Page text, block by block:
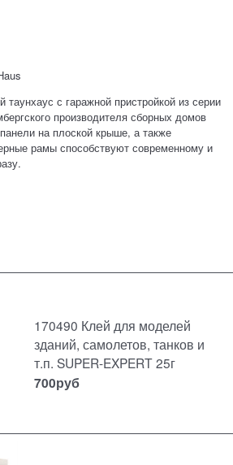
с гаражной пристройкой из серии
производителя сборных домов
на плоской крыше, а также
рамы способствуют современному и
170490 Клей для моделей
зданий, самолетов, танков и
т.п. SUPER-EXPERT 25г
700руб